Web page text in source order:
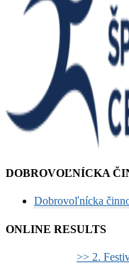
DOBROVOĽNÍCKA
Dobrovoľnícka
ONLINE RESULTS
>> 2.